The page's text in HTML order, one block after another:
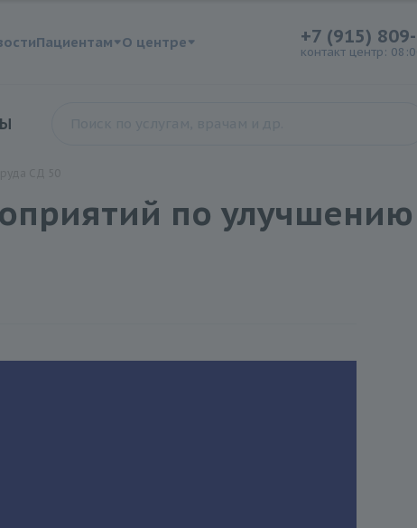
Пациентам О центре +7 (915)
контакт центр:
по улучшению